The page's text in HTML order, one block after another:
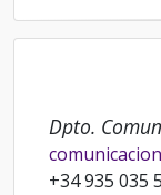
Dpto.
+34 935 035